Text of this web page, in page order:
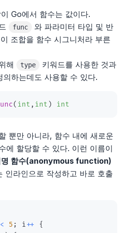
Go에서 함수는 값이다.
func
와 파라미터 타입 및 반
조합을 함수 시그니처라 부른
해
type
키워드를 사용한 것과
하는데도 사용할 수 있다.
( int , int ) int
뿐만 아니라, 함수 내에 새로운
에 할당할 수 있다. 이런 이름이
명 함수(anonymous function)
인라인으로 작성하고 바로 호출
< 5 ; i++
{